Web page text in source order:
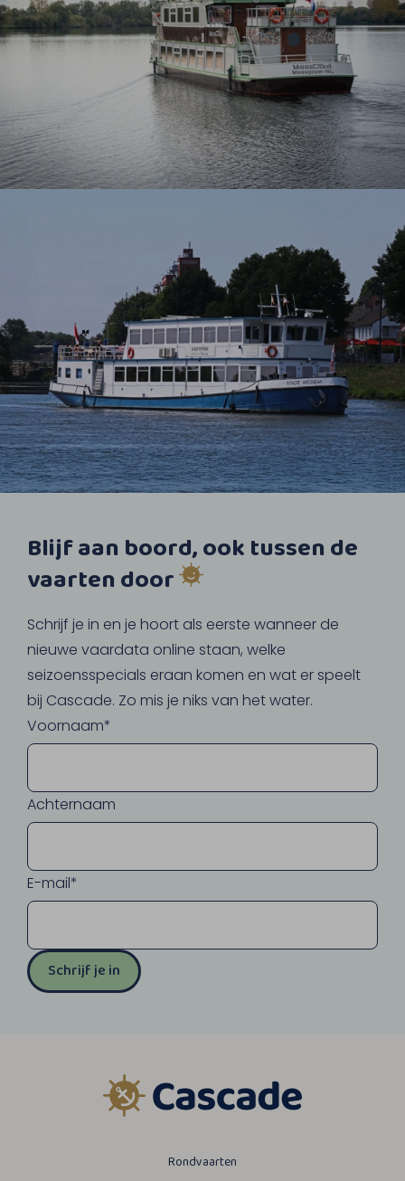
Blijf aan boord, ook tussen de
vaarten door
Schrijf je in en je hoort als eerste wanneer de
nieuwe vaardata online staan, welke
seizoensspecials eraan komen en wat er speelt
bij Cascade. Zo mis je niks van het water.
Voornaam*
Achternaam
E-mail*
Schrijf je in
Rondvaarten